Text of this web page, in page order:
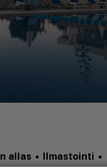
allas • Ilmastointi •